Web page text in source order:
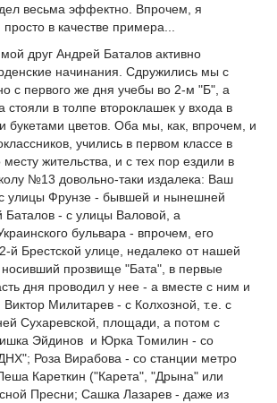
весьма эффектно. Впрочем, я
в качестве примера...
друг Андрей Баталов активно
начинания. Сдружились мы с
с первого же дня учебы во 2-м "Б", а
стояли в толпе второклашек у входа в
букетами цветов. Оба мы, как, впрочем, и
учились в первом классе в
жительства, и с тех пор ездили в
№13 довольно-таки издалека: Ваш
улицы Фрунзе - бывшей и нынешней
Баталов - с улицы Валовой, а
бульвара - впрочем, его
й Брестской улице, недалеко от нашей
прозвище "Бата", в первые
дня проводил у нее - а вместе с ним и
Милитарев - с Колхозной, т.е. с
Сухаревской, площади, а потом с
Эйдинов и Юрка Томилин - со
Роза Вирабова - со станции метро
Кареткин ("Карета", "Дрына" или
Пресни; Сашка Лазарев - даже из